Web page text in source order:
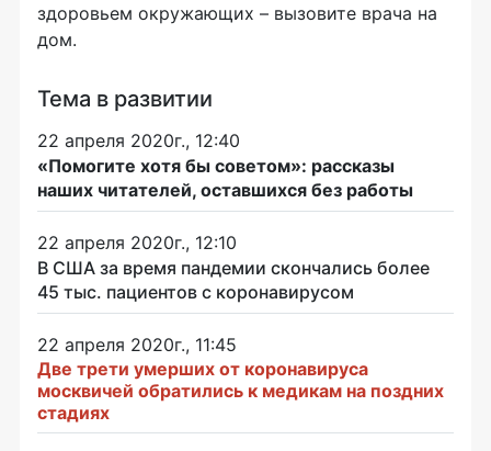
здоровьем окружающих – вызовите врача на
дом.
Тема в развитии
22 апреля 2020г., 12:40
«Помогите хотя бы советом»: рассказы
наших читателей, оставшихся без работы
22 апреля 2020г., 12:10
В США за время пандемии скончались более
45 тыс. пациентов с коронавирусом
22 апреля 2020г., 11:45
Две трети умерших от коронавируса
москвичей обратились к медикам на поздних
стадиях